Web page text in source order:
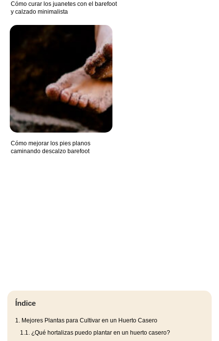
Cómo curar los juanetes con el barefoot
y calzado minimalista
Cómo mejorar los pies planos
caminando descalzo barefoot
Índice
1. Mejores Plantas para Cultivar en un Huerto Casero
1.1. ¿Qué hortalizas puedo plantar en un huerto casero?